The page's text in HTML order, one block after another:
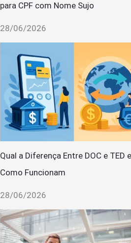
para CPF com Nome Sujo
28/06/2026
Qual a Diferença Entre DOC e TED e
Como Funcionam
28/06/2026